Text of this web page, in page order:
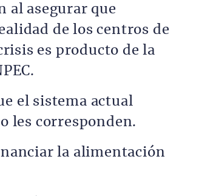
al asegurar que
de los centros de
es producto de la
el sistema actual
les corresponden.
la alimentación